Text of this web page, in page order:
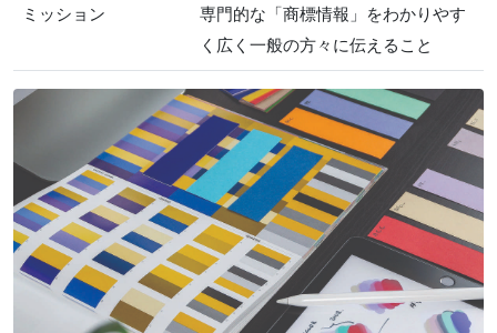
ミッション
専門的な「商標情報」をわかりやす
く広く一般の方々に伝えること